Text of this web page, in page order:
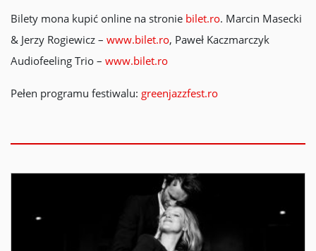
Bilety mona kupić online na stronie bilet.ro. Marcin Masecki
& Jerzy Rogiewicz – www.bilet.ro, Paweł Kaczmarczyk
Audiofeeling Trio – www.bilet.ro
Pełen programu festiwalu: greenjazzfest.ro